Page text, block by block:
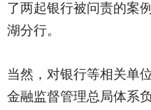
了两起银行被问责的案
湖分行。
当然，对银行等相关单
金融监督管理总局体系